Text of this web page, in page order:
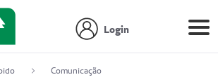
Login
Comunicação